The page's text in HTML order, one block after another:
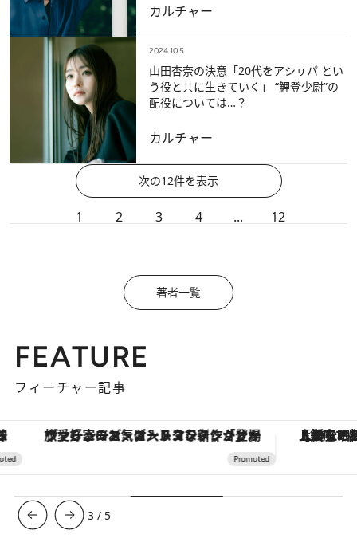
カルチャー
2024.10.5
山田杏奈の決意「20代をアシㇼパ とい
う役と共に生きていく」 “鯉登少尉”の
配役については…？
カルチャー
次の12件を表示
1 2 3 4 ... 12
著者一覧
FEATURE
フィーチャー記事
ヴァシュロン・コンスタンタン「オーヴァーシーズ・オートマティック」。旅愛好家のお気に入りコレクションから、ジェンダーレスな新作が登場 【銀座で出合う最旬美容】美髪ケアや
3 / 5